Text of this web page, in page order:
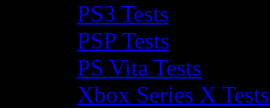
PS3 Tests
PSP Tests
PS Vita Tests
Xbox Series X Tests